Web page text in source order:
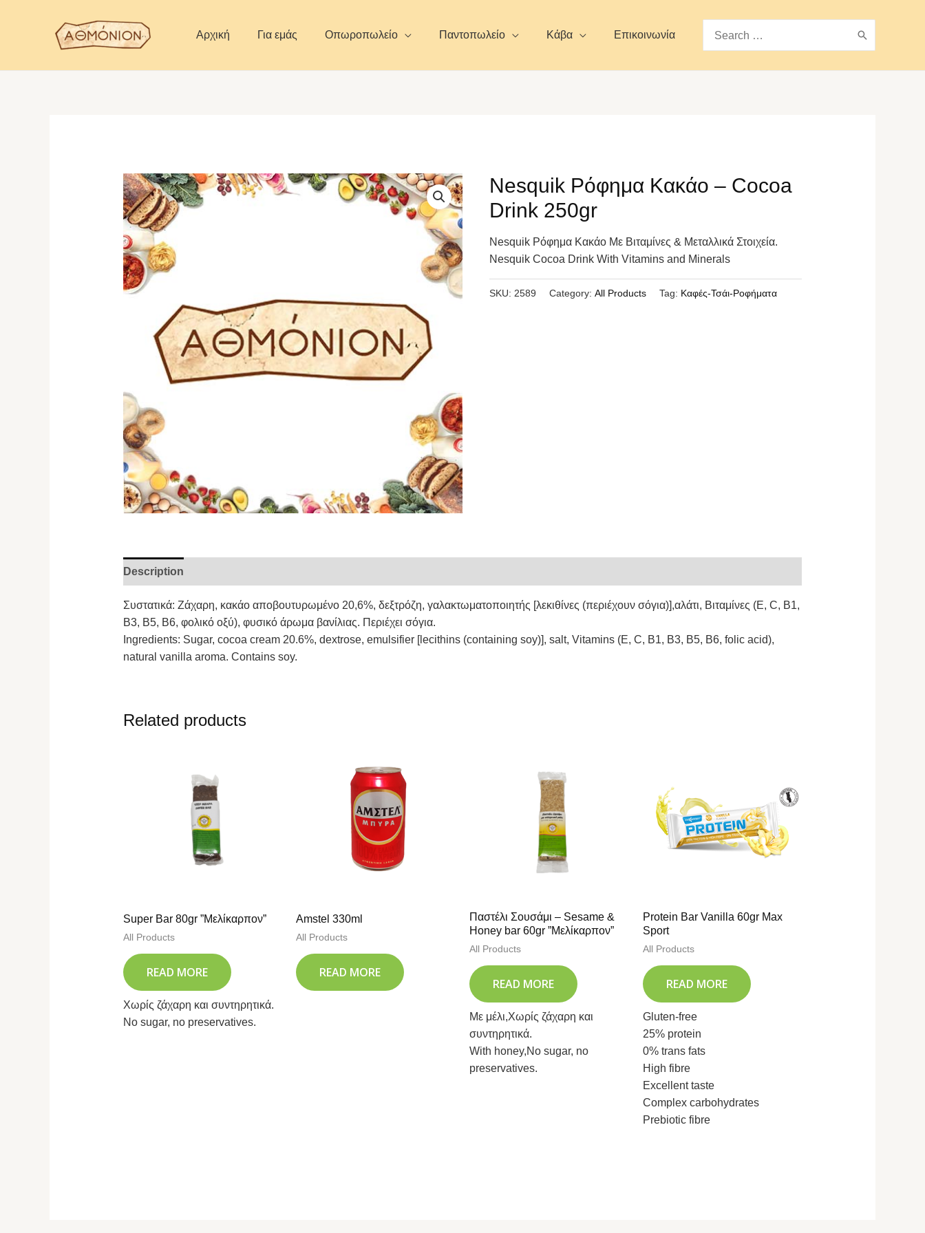
Αρχική Για εμάς Οπωροπωλείο Παντοπωλείο Κάβα Επικοινωνία
for:
Nesquik Ρόφημα Κακάο – Cocoa
Drink 250gr
Nesquik Ρόφημα Κακάο Με Βιταμίνες & Μεταλλικά Στοιχεία.
Nesquik Cocoa Drink With Vitamins and Minerals
SKU: 2589 Category:All Products Tag: Καφές-Τσάι-Ροφήματα
Description
Συστατικά: Ζάχαρη, κακάο αποβουτυρωμένο 20,6%, δεξτρόζη, γαλακτωματοποιητής [λεκιθίνες (περιέχουν σόγια)],αλάτι, Βιταμίνες (Ε, C, B1,
B3, B5, B6, φολικό οξύ), φυσικό άρωμα βανίλιας. Περιέχει σόγια.
Ingredients: Sugar, cocoa cream 20.6%, dextrose, emulsifier [lecithins (containing soy)], salt, Vitamins (E, C, B1, B3, B5, B6, folic acid),
natural vanilla aroma. Contains soy.
Related products
Super Bar 80gr ”Μελίκαρπον”
All Products
READ MORE
Χωρίς ζάχαρη και συντηρητικά.
No sugar, no preservatives.
Amstel 330ml
All Products
READ MORE
Παστέλι Σουσάμι – Sesame &
Honey bar 60gr ”Μελίκαρπον”
All Products
READ MORE
Με μέλι,Χωρίς ζάχαρη και
συντηρητικά.
With honey,No sugar, no
preservatives.
Protein Bar Vanilla 60gr Max
Sport
All Products
READ MORE
Gluten-free
25% protein
0% trans fats
High fibre
Excellent taste
Complex carbohydrates
Prebiotic fibre